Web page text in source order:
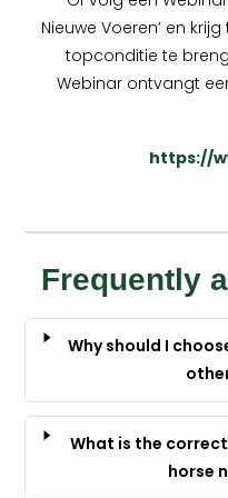
Nieuwe Voeren’ en
topconditie te
Webinar ontvangt
https://
Frequently
Why should I
What is the
horse